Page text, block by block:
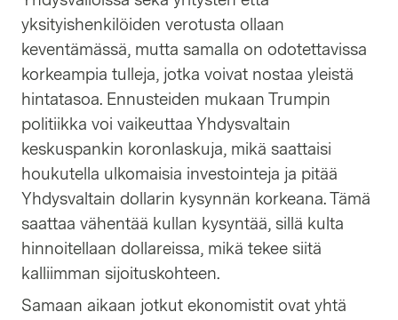
yksityishenkilöiden verotusta ollaan
keventämässä, mutta samalla on odotettavissa
korkeampia tulleja, jotka voivat nostaa yleistä
hintatasoa. Ennusteiden mukaan Trumpin
politiikka voi vaikeuttaa Yhdysvaltain
keskuspankin koronlaskuja, mikä saattaisi
houkutella ulkomaisia investointeja ja pitää
Yhdysvaltain dollarin kysynnän korkeana. Tämä
saattaa vähentää kullan kysyntää, sillä kulta
hinnoitellaan dollareissa, mikä tekee siitä
kalliimman sijoituskohteen.
Samaan aikaan jotkut ekonomistit ovat yhtä